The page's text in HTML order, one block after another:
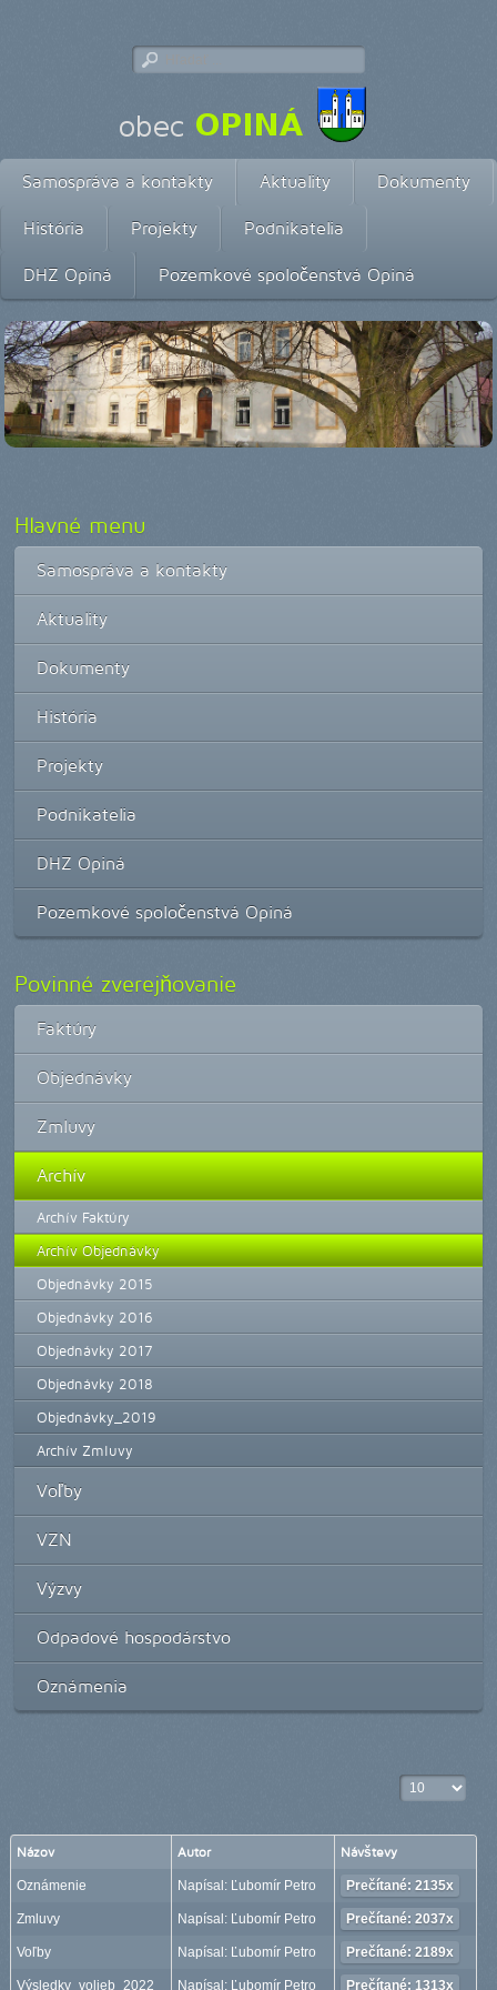
Samospráva a kontakty Aktuality Dokumenty
História Projekty Podnikatelia
DHZ Opiná Pozemkové spoločenstvá Opiná
Hlavné menu
Samospráva a kontakty
Aktuality
Dokumenty
História
Projekty
Podnikatelia
DHZ Opiná
Pozemkové spoločenstvá Opiná
Povinné zverejňovanie
Faktúry
Objednávky
Zmluvy
Archív
Archív Faktúry
Archív Objednávky
Objednávky 2015
Objednávky 2016
Objednávky 2017
Objednávky 2018
Objednávky_2019
Archív Zmluvy
Voľby
VZN
Výzvy
Odpadové hospodárstvo
Oznámenia
Zobrazené
Názov Autor Návštevy
Oznámenie Napísal: Ľubomír Petro Prečítané: 2135x
Zmluvy Napísal: Ľubomír Petro Prečítané: 2037x
Voľby Napísal: Ľubomír Petro Prečítané: 2189x
Výsledky_volieb_2022 Napísal: Ľubomír Petro Prečítané: 1313x